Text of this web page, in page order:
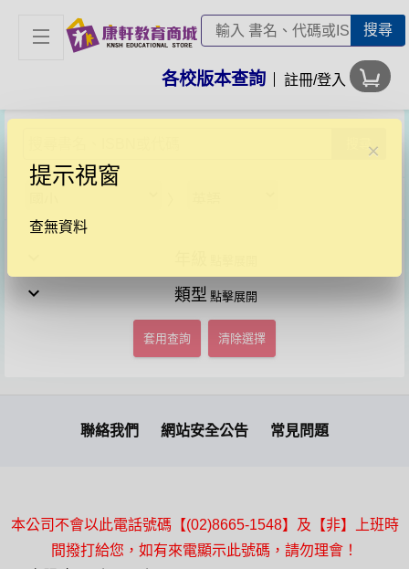
各校版本查詢 註冊/登入
搜尋
expand_more 類型
套用查詢 清除選擇
聯絡我們 網站安全公告 常見問題
本公司不會以此電話號碼【(02)8665-1548】及【非】上班時
間撥打給您，如有來電顯示此號碼，請勿理會！
提示視窗
×
查無資料